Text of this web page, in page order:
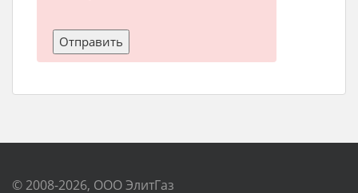
© 2008-2026, ООО ЭлитГаз